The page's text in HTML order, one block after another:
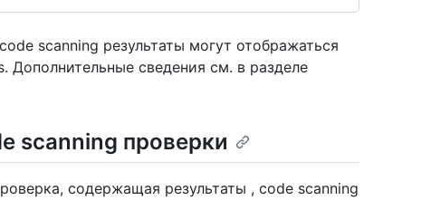
scanning результаты могут отображаться
Дополнительные сведения см. в разделе
scanning проверки
содержащая результаты , code scanning